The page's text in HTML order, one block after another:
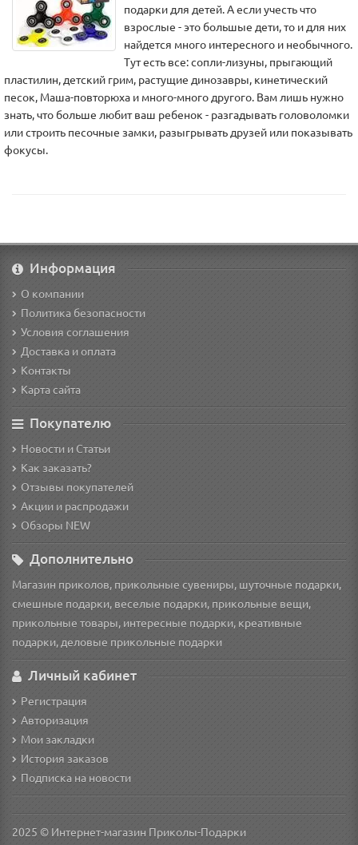
подарки для детей. А если учесть что
взрослые - это большые дети, то и для них
найдется много интересного и необычного.
Тут есть все: сопли-лизуны, прыгающий
пластилин, детский грим, растущие динозавры, кинетический
песок, Маша-повторюха и много-много другого. Вам лишь нужно
знать, что больше любит ваш ребенок - разгадывать головоломки
или строить песочные замки, разыгрывать друзей или показывать
фокусы.
Информация
О компании
Политика безопасности
Условия соглашения
Доставка и оплата
Контакты
Карта сайта
Покупателю
Новости и Статьи
Как заказать?
Отзывы покупателей
Акции и распродажи
Обзоры NEW
Дополнительно
Магазин приколов, прикольные сувениры, шуточные подарки,
смешные подарки, веселые подарки, прикольные вещи,
прикольные товары, интересные подарки, креативные
подарки, деловые прикольные подарки
Личный кабинет
Регистрация
Авторизация
Мои закладки
История заказов
Подписка на новости
2025 © Интернет-магазин Приколы-Подарки